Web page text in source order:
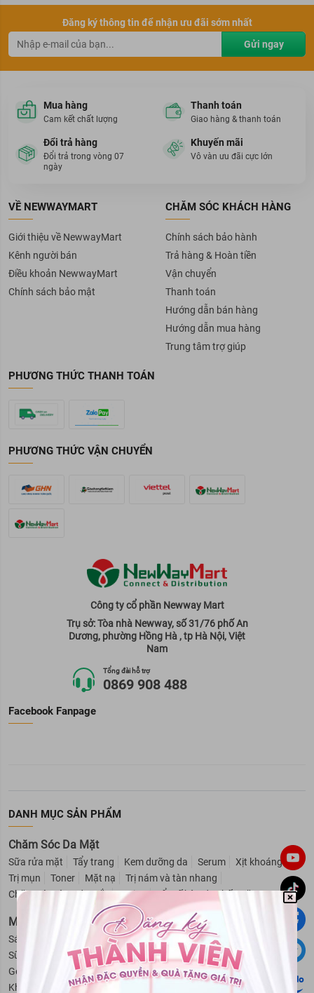
Đăng ký thông tin để nhận ưu đãi sớm nhất
Gửi ngay
Mua hàng
Cam kết chất lượng
Thanh toán
Giao hàng & thanh toán
Đổi trả hàng
Đổi trả trong vòng 07
ngày
Khuyến mãi
Vô vàn ưu đãi cực lớn
VỀ NEWWAYMART
Giới thiệu về NewwayMart
Kênh người bán
Điều khoản NewwayMart
Chính sách bảo mật
CHĂM SÓC KHÁCH HÀNG
Chính sách bảo hành
Trả hàng & Hoàn tiền
Vận chuyển
Thanh toán
Hướng dẫn bán hàng
Hướng dẫn mua hàng
Trung tâm trợ giúp
PHƯƠNG THỨC THANH TOÁN
PHƯƠNG THỨC VẬN CHUYỂN
Công ty cổ phần Newway Mart
Trụ sở: Tòa nhà Newway, số 31/76 phố An
Dương, phường Hồng Hà , tp Hà Nội, Việt
Nam
Tổng đài hỗ trợ
0869 908 488
Facebook Fanpage
DANH MỤC SẢN PHẨM
Chăm Sóc Da Mặt
Sữa rửa mặt Tẩy trang Kem dưỡng da Serum
Xịt khoáng
Trị mụn
Toner Mặt nạ
Trị nám và tàn nhang
Chăm sóc vùng da mắt
Lotion Tẩy tế bào da chết mặt
Mỹ Phẩm Cho Nam
Sáp vuốt tóc nam Sữa tắm cho nam
Hỗ trợ mọc râu
Sữa rửa mặt cho nam
Dầu gội - Xả cho nam
Gel giữ nếp tóc cho nam
Dung dịch vệ sinh nam
Khử mùi cho nam
Cạo râu cho nam